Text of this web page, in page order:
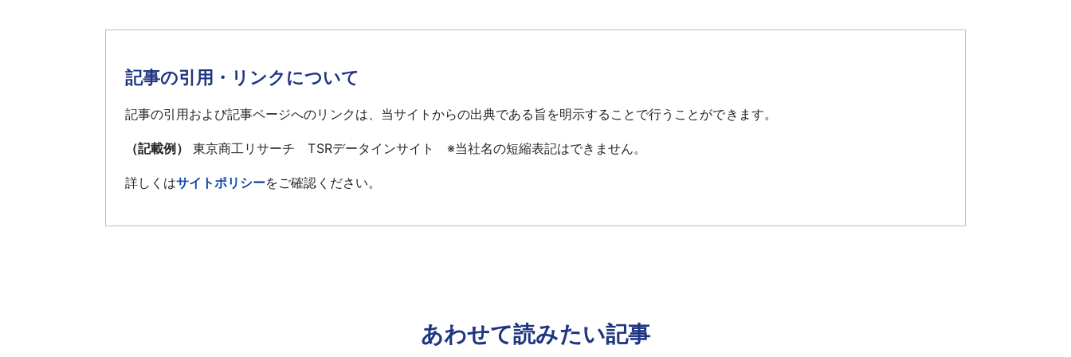
記事の引用・リンクについて
記事の引用および記事ページへのリンクは、当サイトからの出典である旨を明示することで行うことができます。
（記載例） 東京商工リサーチ TSRデータインサイト ※当社名の短縮表記はできません。
詳しくはサイトポリシーをご確認ください。
あわせて読みたい記事